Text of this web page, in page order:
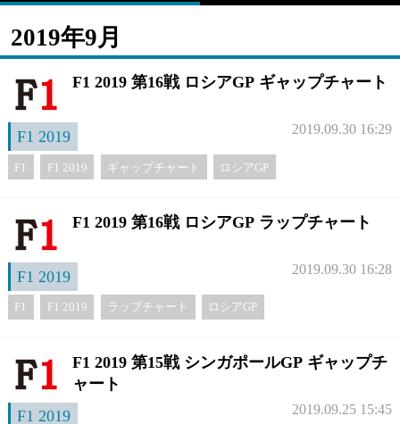
2019年9月
F1 2019 第16戦 ロシアGP ギャップチャート
F1 2019 2019.09.30 16:29
F1 F1 2019 ギャップチャート ロシアGP
F1 2019 第16戦 ロシアGP ラップチャート
F1 2019 2019.09.30 16:28
F1 F1 2019 ラップチャート ロシアGP
F1 2019 第15戦 シンガポールGP ギャップチ
ャート
F1 2019
2019.09.25 15:45